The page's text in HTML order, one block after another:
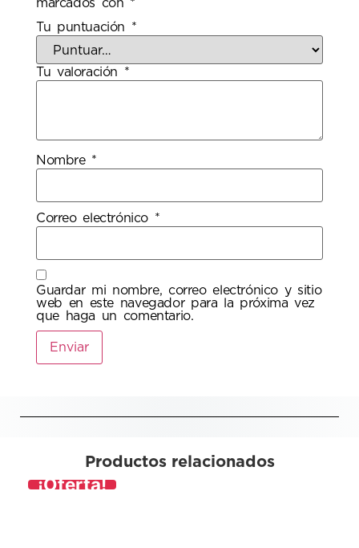
marcados con *
Tu puntuación *
Tu valoración *
Nombre *
Correo electrónico *
Guardar mi nombre, correo electrónico y sitio
web en este navegador para la próxima vez
que haga un comentario.
Productos relacionados
¡Oferta!